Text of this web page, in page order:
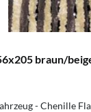
braun/
- Chenille